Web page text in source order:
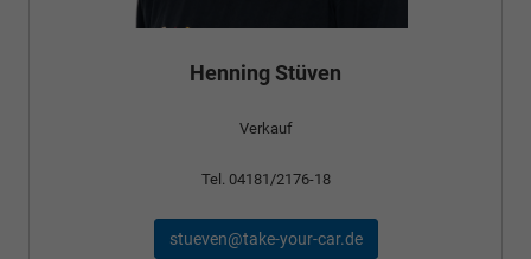
Henning Stüven
Verkauf
Tel. 04181/2176-18
stueven@take-your-car.de